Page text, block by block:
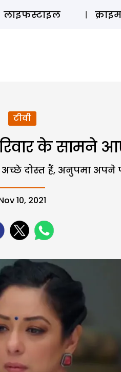
लाइफस्टाइल क्राइम
टीवी
के सामने
दोस्त हैं, अनुपमा अपने
10, 2021